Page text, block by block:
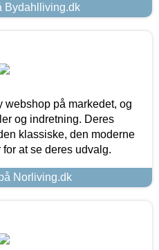
Bydahlliving.dk
webshop på markedet, og
og indretning. Deres
klassiske, den moderne
at se deres udvalg.
Norliving.dk